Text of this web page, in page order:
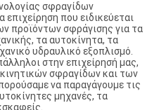
σφραγίδων
επιχείρηση που ειδικεύεται
προϊόντων σφράγισης για τα
τα αυτοκίνητα, τα
υδραυλικό εξοπλισμό.
στην επιχείρησή μας,
σφραγίδων και των
να παραγάγουμε τις
μηχανές, τα